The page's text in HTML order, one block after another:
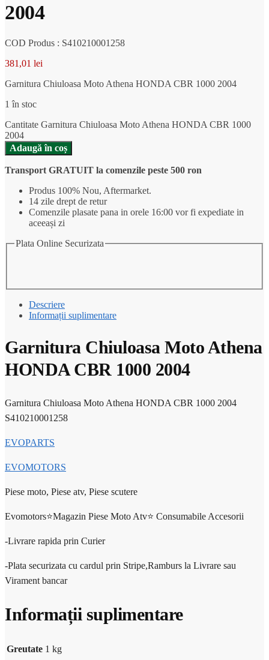
2004
COD Produs : S410210001258
381,01 lei
Garnitura Chiuloasa Moto Athena HONDA CBR 1000 2004
1 în stoc
Cantitate Garnitura Chiuloasa Moto Athena HONDA CBR 1000
2004
Adaugă în coș
Transport GRATUIT la comenzile peste 500 ron
Produs 100% Nou, Aftermarket.
14 zile drept de retur
Comenzile plasate pana in orele 16:00 vor fi expediate in
aceeași zi
Plata Online Securizata
Descriere
Informații suplimentare
Garnitura Chiuloasa Moto Athena
HONDA CBR 1000 2004
Garnitura Chiuloasa Moto Athena HONDA CBR 1000 2004
S410210001258
EVOPARTS
EVOMOTORS
Piese moto, Piese atv, Piese scutere
Evomotors⭐️Magazin Piese Moto Atv⭐️ Consumabile Accesorii
-Livrare rapida prin Curier
-Plata securizata cu cardul prin Stripe,Ramburs la Livrare sau
Virament bancar
Informații suplimentare
Greutate 1 kg